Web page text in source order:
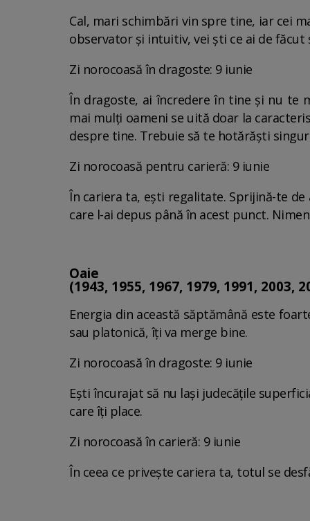
Cal, mari schimbări vin spre tine, iar cei
observator și intuitiv, vei ști ce ai de făcut
Zi norocoasă în dragoste: 9 iunie
În dragoste, ai încredere în tine și nu te
mai mulți oameni se uită doar la
despre tine. Trebuie să te hotărăști
Zi norocoasă pentru carieră: 9 iunie
În cariera ta, ești regalitate. Sprijină-te
care l-ai depus până în acest punct.
Oaie
(1943, 1955, 1967, 1979, 1991, 2003,
Energia din această săptămână este
sau platonică, îți va merge bine.
Zi norocoasă în dragoste: 9 iunie
Ești încurajat să nu lași judecățile
care îți place.
Zi norocoasă în carieră: 9 iunie
În ceea ce privește cariera ta, totul se